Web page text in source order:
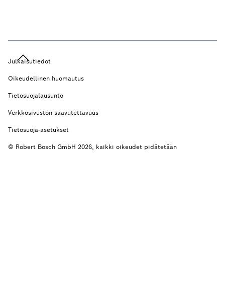
Julkaisutiedot
Oikeudellinen huomautus
Tietosuojalausunto
Verkkosivuston saavutettavuus
Tietosuoja-asetukset
© Robert Bosch GmbH 2026, kaikki oikeudet pidätetään